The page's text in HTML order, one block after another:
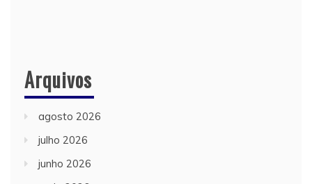
Arquivos
agosto 2026
julho 2026
junho 2026